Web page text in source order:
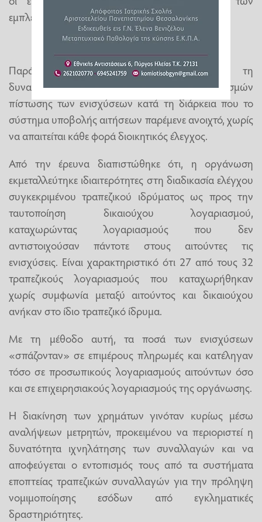
εμπλεκομένων.
Παράλληλα, τα μέλη της εκμεταλλεύονταν τη
δυνατότητα μεταβολής των τραπεζικών λογαριασμών
πίστωσης των ενισχύσεων κατά τη διάρκεια που το
σύστημα υποβολής αιτήσεων παρέμενε ανοιχτό, χωρίς
να απαιτείται κάθε φορά διοικητικός έλεγχος.
Από την έρευνα διαπιστώθηκε ότι, η οργάνωση
εκμεταλλεύτηκε ιδιαιτερότητες στη διαδικασία ελέγχου
συγκεκριμένου τραπεζικού ιδρύματος ως προς την
ταυτοποίηση δικαιούχου λογαριασμού,
καταχωρώντας λογαριασμούς που δεν
αντιστοιχούσαν πάντοτε στους αιτούντες τις
ενισχύσεις. Είναι χαρακτηριστικό ότι 27 από τους 32
τραπεζικούς λογαριασμούς που καταχωρήθηκαν
χωρίς συμφωνία μεταξύ αιτούντος και δικαιούχου
ανήκαν στο ίδιο τραπεζικό ίδρυμα.
Με τη μέθοδο αυτή, τα ποσά των ενισχύσεων
«σπάζονταν» σε επιμέρους πληρωμές και κατέληγαν
τόσο σε προσωπικούς λογαριασμούς αιτούντων όσο
και σε επιχειρησιακούς λογαριασμούς της οργάνωσης.
Η διακίνηση των χρημάτων γινόταν κυρίως μέσω
αναλήψεων μετρητών, προκειμένου να περιοριστεί η
δυνατότητα ιχνηλάτησης των συναλλαγών και να
αποφεύγεται ο εντοπισμός τους από τα συστήματα
εποπτείας τραπεζικών συναλλαγών για την πρόληψη
νομιμοποίησης εσόδων από εγκληματικές
δραστηριότητες.